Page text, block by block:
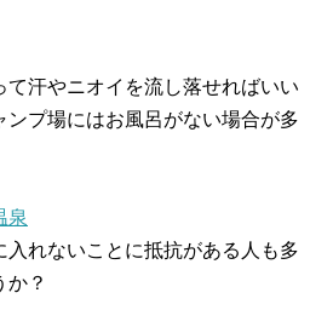
て汗やニオイを流し落せればいい
ンプ場にはお風呂がない場合が多
泉
入れないことに抵抗がある人も多
か？